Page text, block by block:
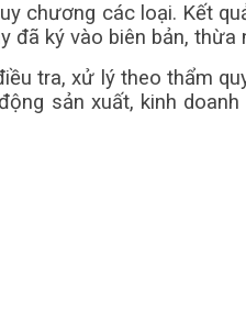
chương các loại. Kết
ký vào biên bản,
tra, xử lý theo thẩm
sản xuất, kinh